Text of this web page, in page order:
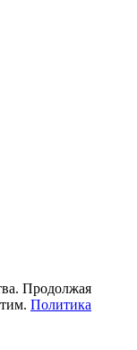
Продолжая
Политика